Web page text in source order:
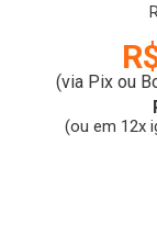
1602K |
(via Pix ou
(ou em 12x